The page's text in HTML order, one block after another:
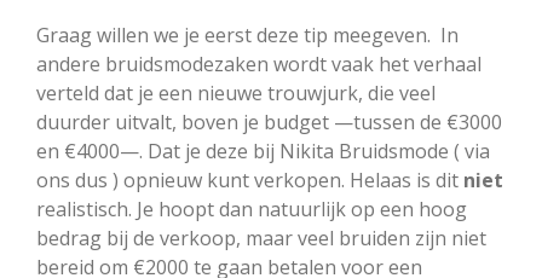
Graag willen we je eerst deze tip meegeven. In
andere bruidsmodezaken wordt vaak het verhaal
verteld dat je een nieuwe trouwjurk, die veel
duurder uitvalt, boven je budget —tussen de €3000
en €4000—. Dat je deze bij Nikita Bruidsmode ( via
ons dus ) opnieuw kunt verkopen. Helaas is dit niet
realistisch. Je hoopt dan natuurlijk op een hoog
bedrag bij de verkoop, maar veel bruiden zijn niet
bereid om €2000 te gaan betalen voor een